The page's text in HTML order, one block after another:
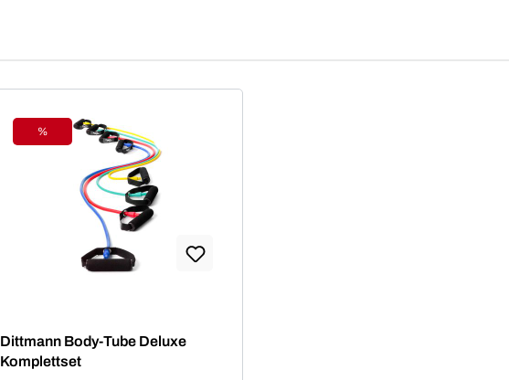
Rabatt
%
Dittmann Body-Tube Deluxe
Komplettset